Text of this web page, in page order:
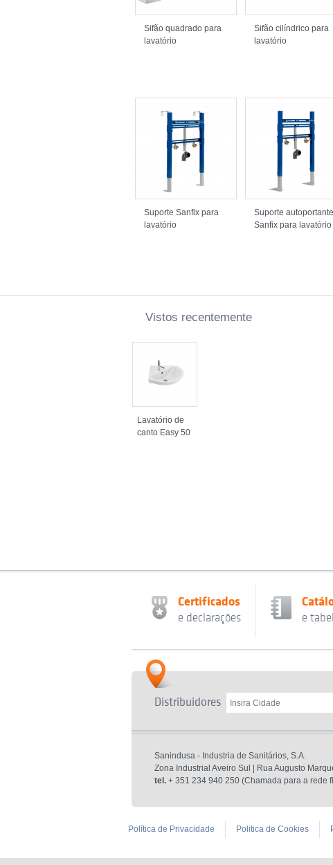
Sifão quadrado para
lavatório
Sifão cilíndrico para
lavatório
Suporte Sanfix para
lavatório
Suporte autoportante
Sanfix para lavatório
Vistos recentemente
Lavatório de
canto Easy 50
Certificados
e declarações e
Distribuidores
Sanindusa - Industria de Sanitários, S.A.
Zona Industrial Aveiro Sul | Rua Augusto
tel. + 351 234 940 250 (Chamada para a rede
Política de Privacidade Politica de Cookies